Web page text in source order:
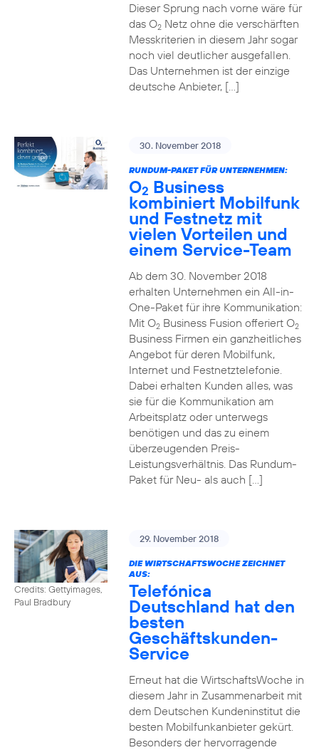
Dieser Sprung nach vorne wäre für
das O2Netz ohne die verschärften
Messkriterien in diesem Jahr sogar
noch viel deutlicher ausgefallen.
Das Unternehmen ist der einzige
deutsche Anbieter, […]
30. November 2018
RUNDUM-PAKET FÜR UNTERNEHMEN:
O2 Business
kombiniert Mobilfunk
und Festnetz mit
vielen Vorteilen und
einem Service-Team
Ab dem 30. November 2018
erhalten Unternehmen ein All-in-
One-Paket für ihre Kommunikation:
Mit O2Business Fusion offeriert O2
Business Firmen ein ganzheitliches
Angebot für deren Mobilfunk,
Internet und Festnetztelefonie.
Dabei erhalten Kunden alles, was
sie für die Kommunikation am
Arbeitsplatz oder unterwegs
benötigen und das zu einem
überzeugenden Preis-
Leistungsverhältnis. Das Rundum-
Paket für Neu- als auch […]
Credits: Gettyimages,
Paul Bradbury
29. November 2018
DIE WIRTSCHAFTSWOCHE ZEICHNET
AUS:
Telefónica
Deutschland hat den
besten
Geschäftskunden-
Service
Erneut hat die WirtschaftsWoche in
diesem Jahr in Zusammenarbeit mit
dem Deutschen Kundeninstitut die
besten Mobilfunkanbieter gekürt.
Besonders der hervorragende